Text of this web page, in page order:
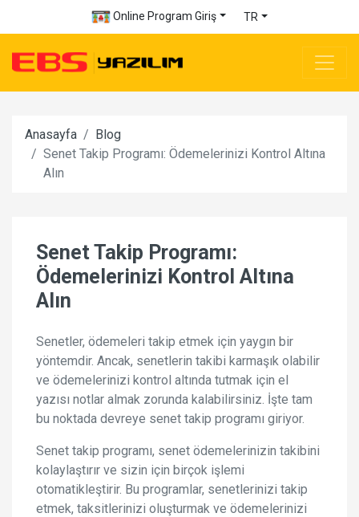
Online Program Giriş TR
Anasayfa
Blog
Senet Takip Programı: Ödemelerinizi Kontrol Altına
Alın
Senet Takip Programı:
Ödemelerinizi Kontrol Altına
Alın
Senetler, ödemeleri takip etmek için yaygın bir
yöntemdir. Ancak, senetlerin takibi karmaşık olabilir
ve ödemelerinizi kontrol altında tutmak için el
yazısı notlar almak zorunda kalabilirsiniz. İşte tam
bu noktada devreye senet takip programı giriyor.
Senet takip programı, senet ödemelerinizin takibini
kolaylaştırır ve sizin için birçok işlemi
otomatikleştirir. Bu programlar, senetlerinizi takip
etmek, taksitlerinizi oluşturmak ve ödemelerinizi